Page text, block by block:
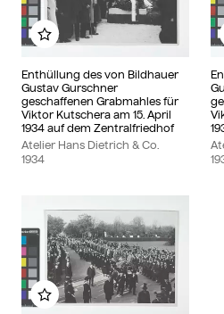
Enthüllung des von Bildhauer
Gustav Gurschner
geschaffenen Grabmahles für
Viktor Kutschera am 15. April
1934 auf dem Zentralfriedhof
Atelier Hans Dietrich & Co.
1934
Zu meinem Album
Zu meinem Album